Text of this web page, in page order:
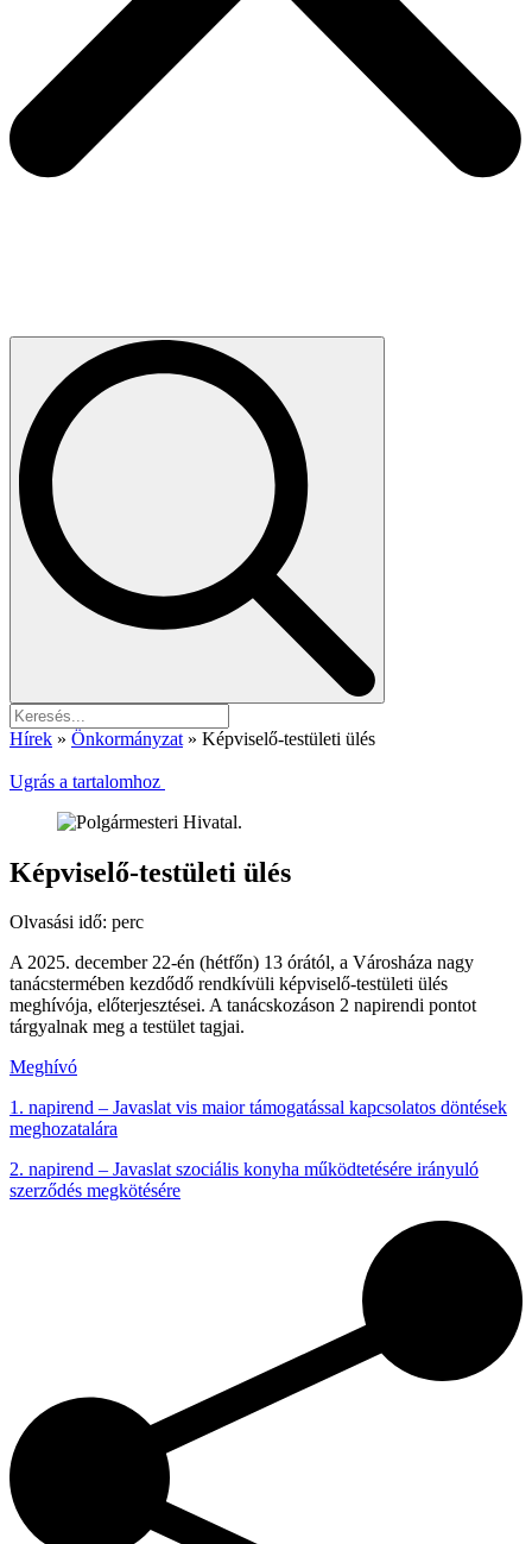
Hírek » Önkormányzat » Képviselő-testületi ülés
Ugrás a tartalomhoz
Képviselő-testületi ülés
Olvasási idő: perc
A 2025. december 22-én (hétfőn) 13 órától, a Városháza nagy
tanácstermében kezdődő rendkívüli képviselő-testületi ülés
meghívója, előterjesztései. A tanácskozáson 2 napirendi pontot
tárgyalnak meg a testület tagjai.
Meghívó
1. napirend – Javaslat vis maior támogatással kapcsolatos döntések
meghozatalára
2. napirend – Javaslat szociális konyha működtetésére irányuló
szerződés megkötésére